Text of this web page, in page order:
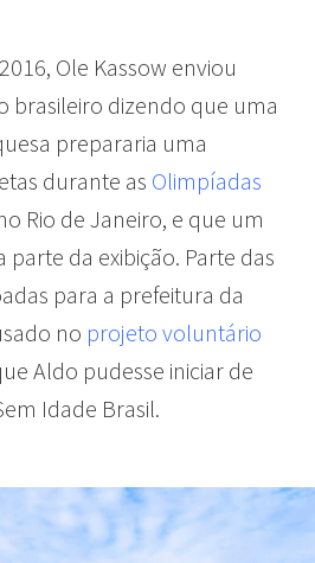
Ole Kassow enviou
brasileiro dizendo que uma
prepararia uma
durante as Olimpíadas
Rio de Janeiro, e que um
parte da exibição. Parte das
para a prefeitura da
no projeto voluntário
Aldo pudesse iniciar de
Idade Brasil.